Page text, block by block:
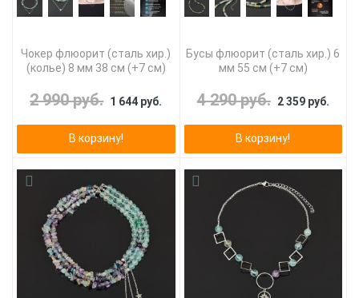
Чокер флюорит (сталь хир.)
(колье) 8 мм 38 см (+7 см)
2 990 руб. 1 644 руб.
В корзину!
Бусы флюорит (сталь хир.) 6
мм 55 см (+7 см)
4 290 руб. 2 359 руб.
В корзину!